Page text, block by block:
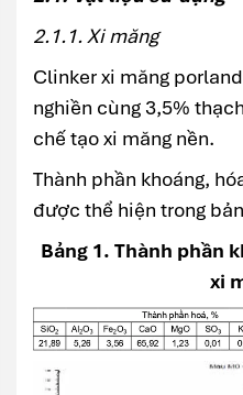
2.1.1. Xi măng
Clinker xi măng
nghiền cùng 3,5%
chế tạo xi măng nền.
Thành phần khoáng,
được thể hiện trong
Bảng 1. Thành phần
xi